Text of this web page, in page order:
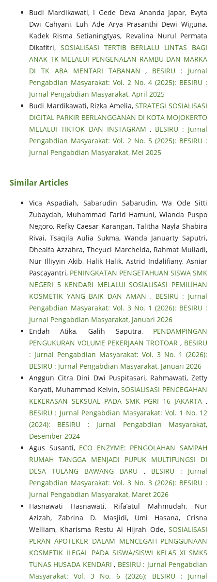
Budi Mardikawati, I Gede Deva Ananda Japar, Evyta
Dwi Cahyani, Luh Ade Arya Prasanthi Dewi Wiguna,
Kadek Risma Setianingtyas, Revalina Nurul Permata
Dikafitri, SOSIALISASI TERTIB BERLALU LINTAS BAGI
ANAK TK MELALUI PENGENALAN RAMBU DAN MARKA
DI TK ABA MENTARI TABANAN , BESIRU : Jurnal
Pengabdian Masyarakat: Vol. 2 No. 4 (2025): BESIRU :
Jurnal Pengabdian Masyarakat, April 2025
Budi Mardikawati, Rizka Amelia,STRATEGI SOSIALISASI
DIGITAL PARKIR BERLANGGANAN DI KOTA MOJOKERTO
MELALUI TIKTOK DAN INSTAGRAM , BESIRU : Jurnal
Pengabdian Masyarakat: Vol. 2 No. 5 (2025): BESIRU :
Jurnal Pengabdian Masyarakat, Mei 2025
Similar Articles
Vica Aspadiah, Sabarudin Sabarudin, Wa Ode Sitti
Zubaydah, Muhammad Farid Hamuni, Wianda Puspo
Negoro, Refky Caesar Karangan, Talitha Nayla Shabira
Rivai, Tsaqila Aulia Sukma, Wanda Januarty Saputri,
Dhealfa Azzahra, Theyuci Marchelda, Rahmat Muliadi,
Nur Illiyyin Akib, Halik Halik, Astrid Indalifiany, Asniar
Pascayantri, PENINGKATAN PENGETAHUAN SISWA SMK
NEGERI 5 KENDARI MELALUI SOSIALISASI PEMILIHAN
KOSMETIK YANG BAIK DAN AMAN , BESIRU : Jurnal
Pengabdian Masyarakat: Vol. 3 No. 1 (2026): BESIRU :
Jurnal Pengabdian Masyarakat, Januari 2026
Endah Atika, Galih Saputra, PENDAMPINGAN
PENGUKURAN VOLUME PEKERJAAN TROTOAR , BESIRU
: Jurnal Pengabdian Masyarakat: Vol. 3 No. 1 (2026):
BESIRU : Jurnal Pengabdian Masyarakat, Januari 2026
Anggun Citra Dini Dwi Puspitasari, Rahmawati, Zetty
Karyati, Muhammad Kelvin,SOSIALISASI PENCEGAHAN
KEKERASAN SEKSUAL PADA SMK PGRI 16 JAKARTA ,
BESIRU : Jurnal Pengabdian Masyarakat: Vol. 1 No. 12
(2024): BESIRU : Jurnal Pengabdian Masyarakat,
Desember 2024
Agus Susanti, ECO ENZYME: PENGOLAHAN SAMPAH
RUMAH TANGGA MENJADI PUPUK MULTIFUNGSI DI
DESA TULANG BAWANG BARU , BESIRU : Jurnal
Pengabdian Masyarakat: Vol. 3 No. 3 (2026): BESIRU :
Jurnal Pengabdian Masyarakat, Maret 2026
Hasnawati Hasnawati, Rifa’atul Mahmudah, Nur
Azizah, Zabrina D. Masjidi, Umi Hasana, Crisna
Welliam, Kharisma Restu Al Hijrah Ode,SOSIALISASI
PERAN APOTEKER DALAM MENCEGAH PENGGUNAAN
KOSMETIK ILEGAL PADA SISWA/SISWI KELAS XI SMKS
TUNAS HUSADA KENDARI , BESIRU : Jurnal Pengabdian
Masyarakat: Vol. 3 No. 6 (2026): BESIRU : Jurnal